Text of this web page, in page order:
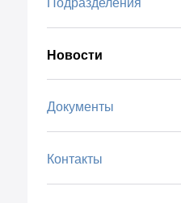
Подразделения
Новости
Документы
Контакты